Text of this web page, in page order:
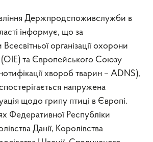
інформує, що за
організації охорони
(OIE) та Європейського Союзу
хвороб тварин – ADNS),
напружена
щодо грипу птиці в Європі.
Федеративної Республіки
Данії, Королівства